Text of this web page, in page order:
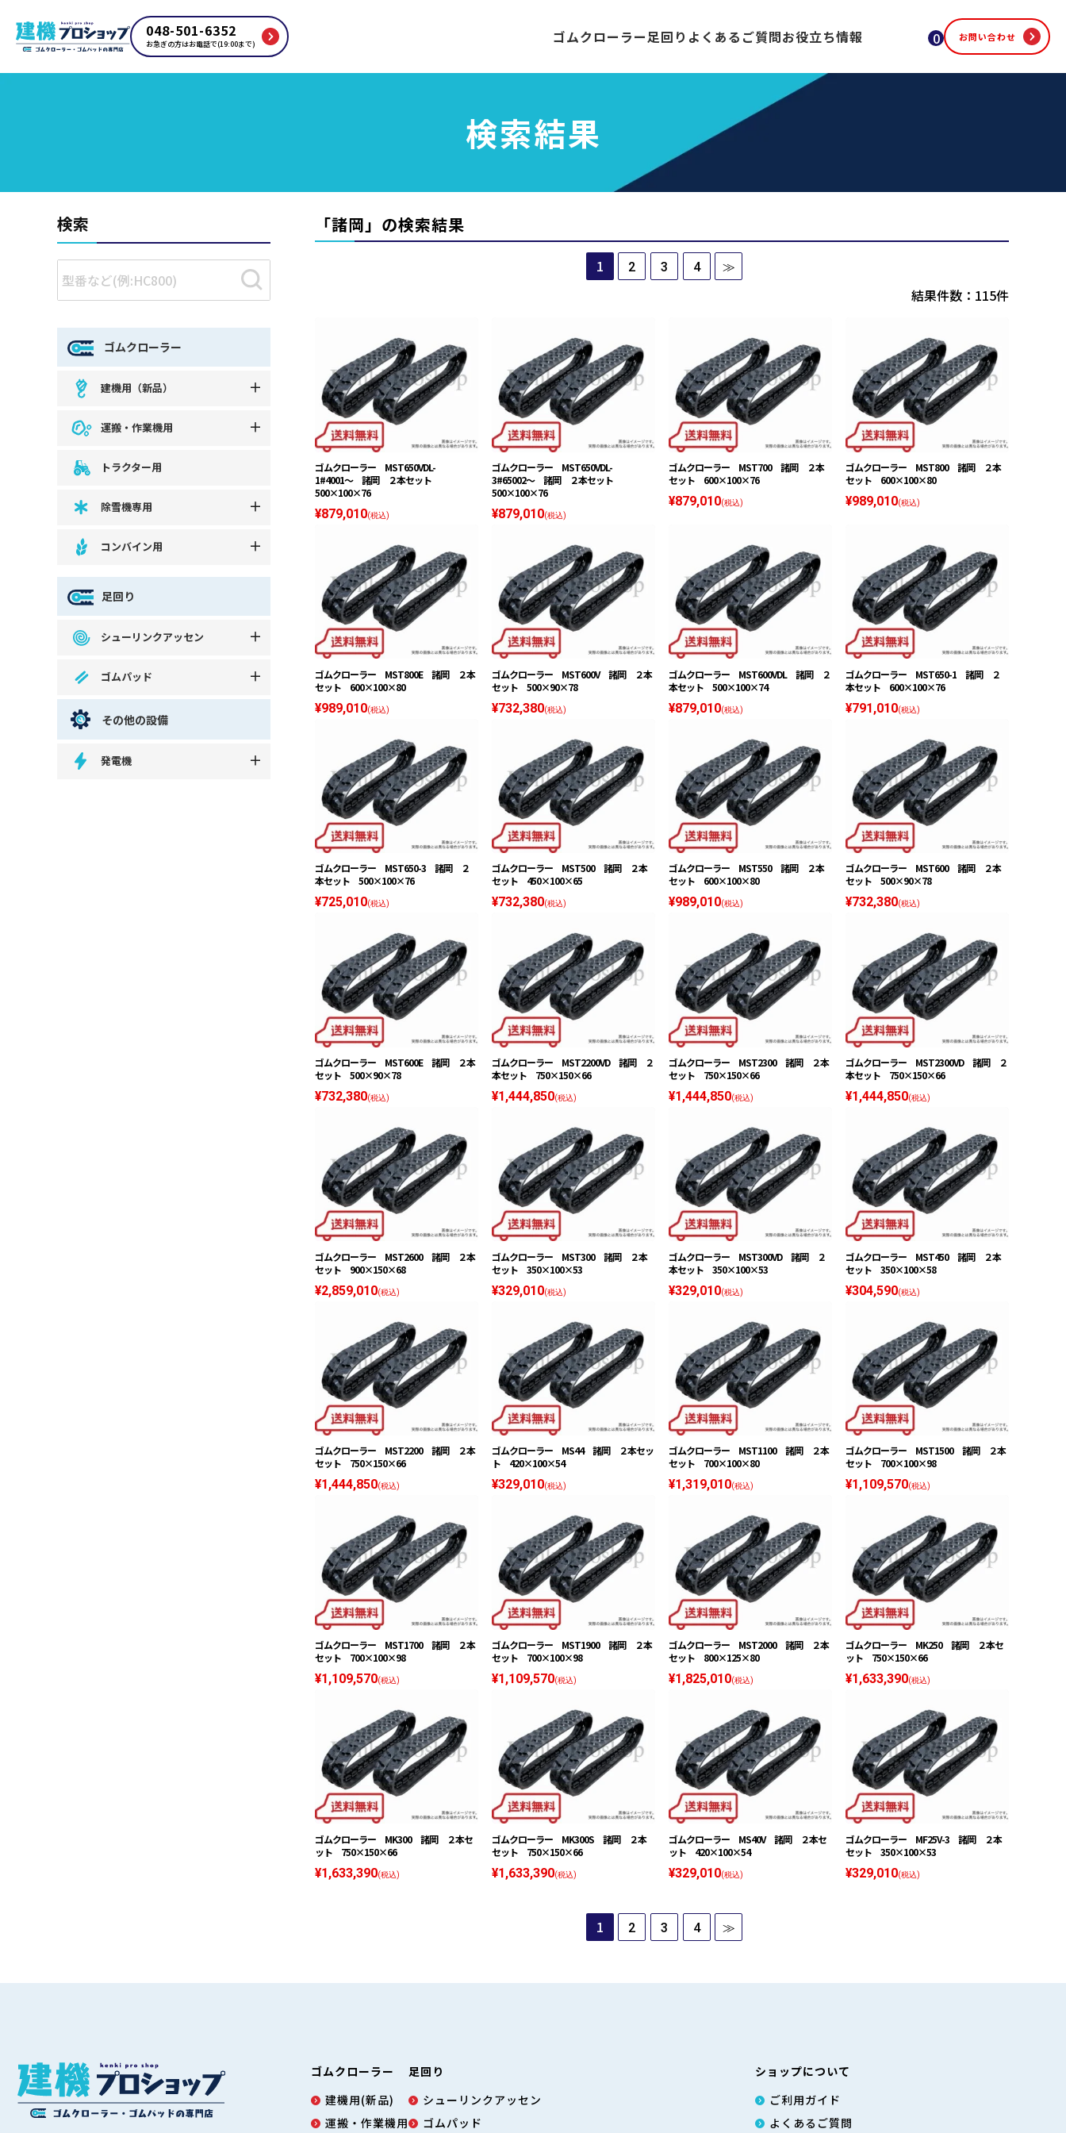
048-501-6352
お急ぎの方はお電話で(19:00まで) ゴムクローラー足回り よくあるご質問お役立ち情報 0 お問い合わせ
検索結果
「諸岡 」の検索結果
1 2 3 4 ≫
結果件数：115件
ゴムクローラー MST650VDL-
1#4001〜 諸岡 ２本セット
500×100×76
¥879,010(税込)
ゴムクローラー MST650VDL-
3#65002〜 諸岡 ２本セット
500×100×76
¥879,010(税込)
ゴムクローラー MST700 諸岡 ２本
セット 600×100×76
¥879,010(税込)
ゴムクローラー MST800 諸岡 ２本
セット 600×100×80
¥989,010(税込)
ゴムクローラー MST800E 諸岡 ２本
セット 600×100×80
¥989,010(税込)
ゴムクローラー MST600V 諸岡 ２本
セット 500×90×78
¥732,380(税込)
ゴムクローラー MST600VDL 諸岡 ２
本セット 500×100×74
¥879,010(税込)
ゴムクローラー MST650-1 諸岡 ２
本セット 600×100×76
¥791,010(税込)
ゴムクローラー MST650-3 諸岡 ２
本セット 500×100×76
¥725,010(税込)
ゴムクローラー MST500 諸岡 ２本
セット 450×100×65
¥732,380(税込)
ゴムクローラー MST550 諸岡 ２本
セット 600×100×80
¥989,010(税込)
ゴムクローラー MST600 諸岡 ２本
セット 500×90×78
¥732,380(税込)
ゴムクローラー MST600E 諸岡 ２本
セット 500×90×78
¥732,380(税込)
ゴムクローラー MST2200VD 諸岡 ２
本セット 750×150×66
¥1,444,850(税込)
ゴムクローラー MST2300 諸岡 ２本
セット 750×150×66
¥1,444,850(税込)
ゴムクローラー MST2300VD 諸岡 ２
本セット 750×150×66
¥1,444,850(税込)
ゴムクローラー MST2600 諸岡 ２本
セット 900×150×68
¥2,859,010(税込)
ゴムクローラー MST300 諸岡 ２本
セット 350×100×53
¥329,010(税込)
ゴムクローラー MST300VD 諸岡 ２
本セット 350×100×53
¥329,010(税込)
ゴムクローラー MST450 諸岡 ２本
セット 350×100×58
¥304,590(税込)
ゴムクローラー MST2200 諸岡 ２本
セット 750×150×66
¥1,444,850(税込)
ゴムクローラー MS44 諸岡 ２本セッ
ト 420×100×54
¥329,010(税込)
ゴムクローラー MST1100 諸岡 ２本
セット 700×100×80
¥1,319,010(税込)
ゴムクローラー MST1500 諸岡 ２本
セット 700×100×98
¥1,109,570(税込)
ゴムクローラー MST1700 諸岡 ２本
セット 700×100×98
¥1,109,570(税込)
ゴムクローラー MST1900 諸岡 ２本
セット 700×100×98
¥1,109,570(税込)
ゴムクローラー MST2000 諸岡 ２本
セット 800×125×80
¥1,825,010(税込)
ゴムクローラー MK250 諸岡 ２本セ
ット 750×150×66
¥1,633,390(税込)
ゴムクローラー MK300 諸岡 ２本セ
ット 750×150×66
¥1,633,390(税込)
ゴムクローラー MK300S 諸岡 ２本
セット 750×150×66
¥1,633,390(税込)
ゴムクローラー MS40V 諸岡 ２本セ
ット 420×100×54
¥329,010(税込)
ゴムクローラー MF25V-3 諸岡 ２本
セット 350×100×53
¥329,010(税込)
1 2 3 4 ≫
検索
ゴムクローラー
建機用（新品）
運搬・作業機用
トラクター用
除雪機専用
コンバイン用
足回り
シューリンクアッセン
ゴムパッド
その他の設備
発電機
ゴムクローラー
建機用(新品)
運搬・作業機用
足回り
シューリンクアッセン
ゴムパッド
ショップについて
ご利用ガイド
よくあるご質問